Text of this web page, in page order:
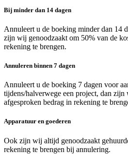
Bij minder dan 14 dagen
Annuleert u de boeking minder dan 14
zijn wij genoodzaakt om 50% van de
rekening te brengen.
Annuleren binnen 7 dagen
Annuleert u de boeking 7 dagen voor
tijdens/halverwege een project, dan zijn
afgesproken bedrag in rekening te
Apparatuur en goederen
Ook zijn wij altijd genoodzaakt
rekening te brengen bij annulering.